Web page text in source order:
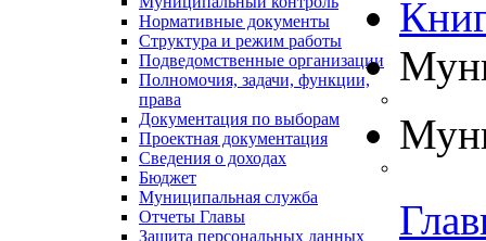
Нормативные документы
Структура и режим работы
Подведомственные организации
Полномочия, задачи, функции,
права
Документация по выборам
Проектная документация
Сведения о доходах
Бюджет
Муниципальная служба
Отчеты Главы
Защита персональных данных